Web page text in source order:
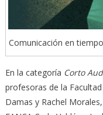
Comunicación en
En la categoría Corto
profesoras de la
Damas y Rachel